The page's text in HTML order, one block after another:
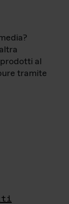
al
tramite